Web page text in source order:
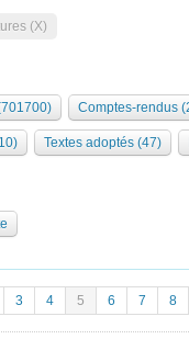
Bureau Collège des
... )
(X)
Comptes-rendus
Textes adoptés (47)
3 4 5 6 7 8